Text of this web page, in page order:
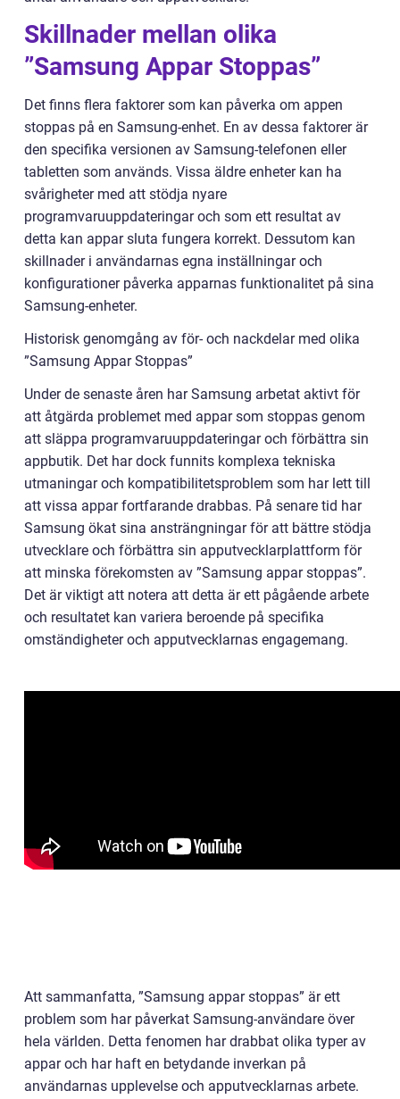
Skillnader mellan olika
”Samsung Appar Stoppas”
Det finns flera faktorer som kan påverka om appen
stoppas på en Samsung-enhet. En av dessa faktorer är
den specifika versionen av Samsung-telefonen eller
tabletten som används. Vissa äldre enheter kan ha
svårigheter med att stödja nyare
programvaruuppdateringar och som ett resultat av
detta kan appar sluta fungera korrekt. Dessutom kan
skillnader i användarnas egna inställningar och
konfigurationer påverka apparnas funktionalitet på sina
Samsung-enheter.
Historisk genomgång av för- och nackdelar med olika
”Samsung Appar Stoppas”
Under de senaste åren har Samsung arbetat aktivt för
att åtgärda problemet med appar som stoppas genom
att släppa programvaruuppdateringar och förbättra sin
appbutik. Det har dock funnits komplexa tekniska
utmaningar och kompatibilitetsproblem som har lett till
att vissa appar fortfarande drabbas. På senare tid har
Samsung ökat sina ansträngningar för att bättre stödja
utvecklare och förbättra sin apputvecklarplattform för
att minska förekomsten av ”Samsung appar stoppas”.
Det är viktigt att notera att detta är ett pågående arbete
och resultatet kan variera beroende på specifika
omständigheter och apputvecklarnas engagemang.
Att sammanfatta, ”Samsung appar stoppas” är ett
problem som har påverkat Samsung-användare över
hela världen. Detta fenomen har drabbat olika typer av
appar och har haft en betydande inverkan på
användarnas upplevelse och apputvecklarnas arbete.